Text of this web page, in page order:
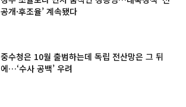
공개·후조율’ 계속됐다
중수청은 10월 출범하는데 독립 전산망은 그 뒤
에…‘수사 공백’ 우려